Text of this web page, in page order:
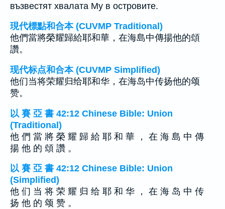
възвестят хвалата Му в островите.
現代標點和合本 (CUVMP Traditional)
他們當將榮耀歸給耶和華，在海島中傳揚他的頌
讚。
现代标点和合本 (CUVMP Simplified)
他们当将荣耀归给耶和华，在海岛中传扬他的颂
赞。
以 賽 亞 書 42:12 Chinese Bible: Union
(Traditional)
他 們 當 將 榮 耀 歸 給 耶 和 華 ， 在 海 島 中 傳
揚 他 的 頌 讚 。
以 賽 亞 書 42:12 Chinese Bible: Union
(Simplified)
他 们 当 将 荣 耀 归 给 耶 和 华 ， 在 海 岛 中 传
扬 他 的 颂 赞 。